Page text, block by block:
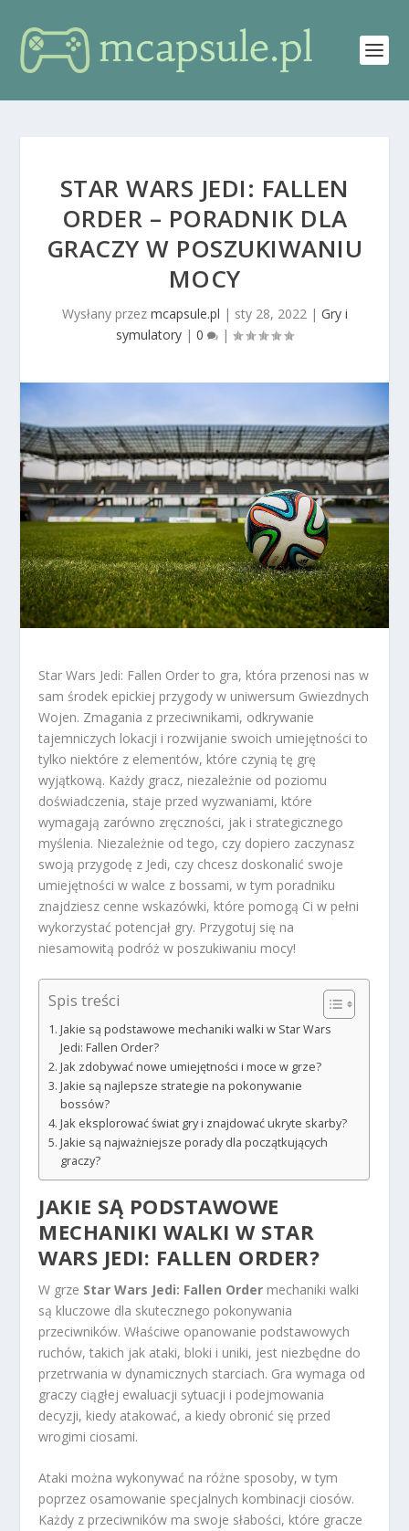
STAR WARS JEDI: FALLEN
ORDER – PORADNIK DLA
GRACZY W POSZUKIWANIU
MOCY
Wysłany przez mcapsule.pl | sty 28, 2022| Gry i
symulatory | 0 |
Star Wars Jedi: Fallen Order to gra, która przenosi nas w
sam środek epickiej przygody w uniwersum Gwiezdnych
Wojen. Zmagania z przeciwnikami, odkrywanie
tajemniczych lokacji i rozwijanie swoich umiejętności to
tylko niektóre z elementów, które czynią tę grę
wyjątkową. Każdy gracz, niezależnie od poziomu
doświadczenia, staje przed wyzwaniami, które
wymagają zarówno zręczności, jak i strategicznego
myślenia. Niezależnie od tego, czy dopiero zaczynasz
swoją przygodę z Jedi, czy chcesz doskonalić swoje
umiejętności w walce z bossami, w tym poradniku
znajdziesz cenne wskazówki, które pomogą Ci w pełni
wykorzystać potencjał gry. Przygotuj się na
niesamowitą podróż w poszukiwaniu mocy!
Spis treści
Jakie są podstawowe mechaniki walki w Star Wars
Jedi: Fallen Order?
Jak zdobywać nowe umiejętności i moce w grze?
Jakie są najlepsze strategie na pokonywanie
bossów?
Jak eksplorować świat gry i znajdować ukryte skarby?
Jakie są najważniejsze porady dla początkujących
graczy?
JAKIE SĄ PODSTAWOWE
MECHANIKI WALKI W STAR
WARS JEDI: FALLEN ORDER?
W grze Star Wars Jedi: Fallen Order mechaniki walki
są kluczowe dla skutecznego pokonywania
przeciwników. Właściwe opanowanie podstawowych
ruchów, takich jak ataki, bloki i uniki, jest niezbędne do
przetrwania w dynamicznych starciach. Gra wymaga od
graczy ciągłej ewaluacji sytuacji i podejmowania
decyzji, kiedy atakować, a kiedy obronić się przed
wrogimi ciosami.
Ataki można wykonywać na różne sposoby, w tym
poprzez osamowanie specjalnych kombinacji ciosów.
Każdy z przeciwników ma swoje słabości, które gracze